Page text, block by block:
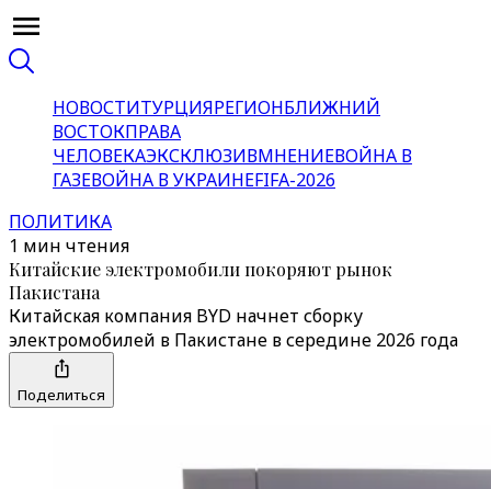
НОВОСТИТУРЦИЯРЕГИОНБЛИЖНИЙ
ВОСТОКПРАВА
ЧЕЛОВЕКАЭКСКЛЮЗИВМНЕНИЕВОЙНА В
ГАЗЕВОЙНА В УКРАИНЕFIFA-2026
ПОЛИТИКА
1 мин чтения
Китайские электромобили покоряют рынок
Пакистана
Китайская компания BYD начнет сборку
электромобилей в Пакистане в середине 2026 года
Поделиться